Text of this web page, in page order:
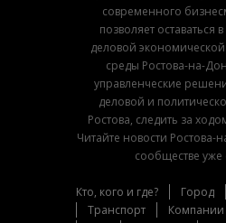
современного
позволяет оставаться
деловой
среды Ростова-на-
управленческие
деловой и
Ростова, следить за
Читайте новости
сообществе уже
Кто, кого и где? Город
Транспорт
Компании